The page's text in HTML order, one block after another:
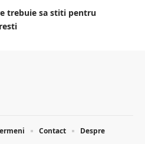
trebuie sa stiti pentru
Contact Despre